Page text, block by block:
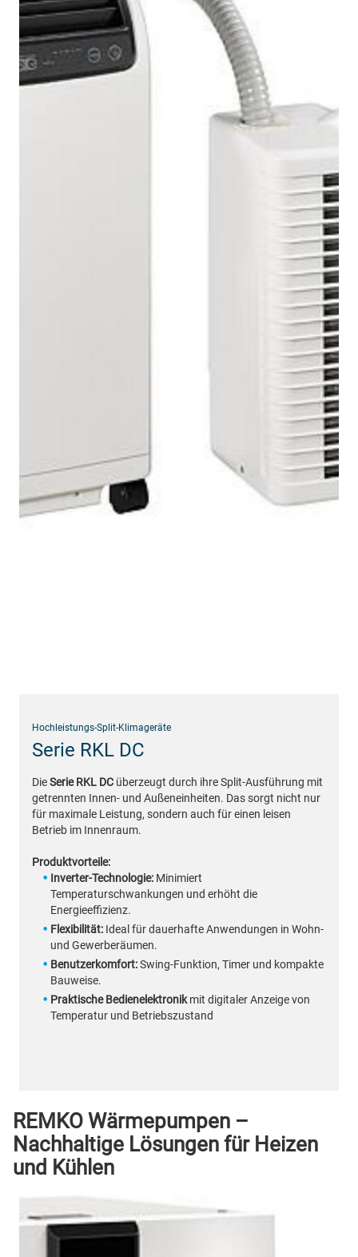
Hochleistungs-Split-Klimageräte
Serie RKL DC
DieSerie RKL DC überzeugt durch ihre Split-Ausführung mit
getrennten Innen- und Außeneinheiten. Das sorgt nicht nur
für maximale Leistung, sondern auch für einen leisen
Betrieb im Innenraum.
Produktvorteile:
Inverter-Technologie: Minimiert
Temperaturschwankungen und erhöht die
Energieeffizienz.
Flexibilität: Ideal für dauerhafte Anwendungen in Wohn-
und Gewerberäumen.
Benutzerkomfort:Swing-Funktion, Timer und kompakte
Bauweise.
Praktische Bedienelektronikmit digitaler Anzeige von
Temperatur und Betriebszustand
REMKO Wärmepumpen –
Nachhaltige Lösungen für Heizen
und Kühlen